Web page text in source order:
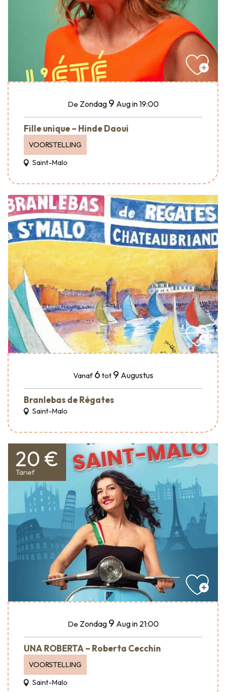
De Zondag 9 Augin 19:00
Fille unique – Hinde Daoui
VOORSTELLING
Saint-Malo
Vanaf 6 tot 9 Augustus
Branlebas de Régates
Saint-Malo
20 €
Tarief
De Zondag 9 Augin 21:00
UNA ROBERTA – Roberta Cecchin
VOORSTELLING
Saint-Malo